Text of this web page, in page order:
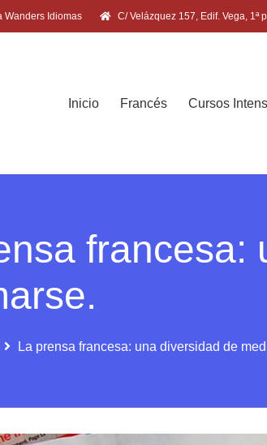
Wanders Idiomas C/ Velázquez 157, Edif. Vega, 1ª
Inicio Francés Cursos
francesa:
La prensa francesa: una diversidad de